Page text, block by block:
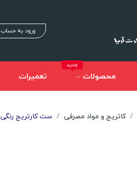
ورود به حساب
محصولات
جدید
تعمیرات
کاتریج و مواد مصرفی ست کارتریج رنگی Hp 207A